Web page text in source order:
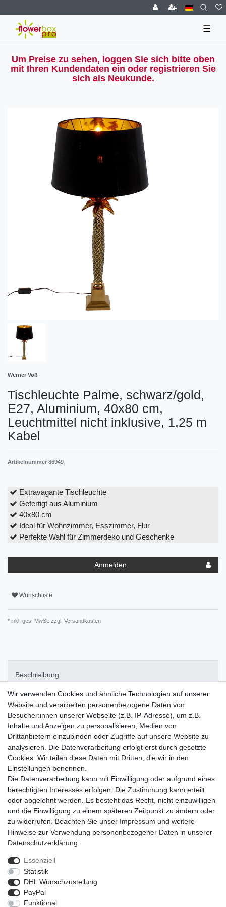
☰
Um Preise zu sehen, loggen Sie sich bitte oben
mit Ihren Kundendaten ein oder registrieren Sie
sich als Neukunde.
Werner Voß
Tischleuchte Palme, schwarz/gold,
E27, Aluminium, 40x80 cm,
Leuchtmittel nicht inklusive, 1,25 m
Kabel
Artikelnummer 86949
Extravagante Tischleuchte
Gefertigt aus Aluminium
40x80 cm
Ideal für Wohnzimmer, Esszimmer, Flur
Perfekte Wahl für Zimmerdeko und Geschenke
Anmelden
Wunschliste
* inkl. ges. MwSt. zzgl. Versandkosten
Beschreibung
Pflegehinweise
Artikel-Details
Extravagante Lampe mit Euro Fassung: E27, 230-240 V, max. 60
W, 2 m Kabel IP20. Stilvoll besteht die Leuchte aus einem
schmalen Fuß, der vor dem Lampenschirm mit einer goldenen
Palme geschmückt ist. Glühbirne nicht im Lieferumfang enthalten.
Widerrufs­recht
Daten­schutz­erklärung
Wir verwenden Cookies und ähnliche Technologien auf unserer
Website und verarbeiten personenbezogene Daten von
Besucher:innen unserer Webseite (z.B. IP-Adresse), um z.B.
Inhalte und Anzeigen zu personalisieren, Medien von
Drittanbietern einzubinden oder Zugriffe auf unsere Website zu
analysieren. Die Datenverarbeitung erfolgt erst durch gesetzte
Cookies. Wir teilen diese Daten mit Dritten, die wir in den
Einstellungen benennen.
Die Datenverarbeitung kann mit Einwilligung oder aufgrund eines
berechtigten Interesses erfolgen. Die Zustimmung kann erteilt
oder abgelehnt werden. Es besteht das Recht, nicht einzuwilligen
und die Einwilligung zu einem späteren Zeitpunkt zu ändern oder
zu widerrufen. Beachten Sie unser Impressum und weitere
Hinweise zur Verwendung personenbezogener Daten in unserer
Daten­schutz­erklärung
Essenziell
Statistik
DHL Wunschzustellung
PayPal
Funktional